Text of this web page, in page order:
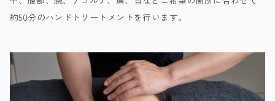
約50分のハンドトリートメントを行います。